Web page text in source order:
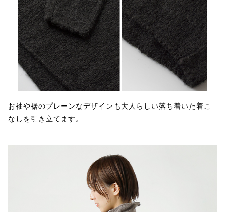
お袖や裾のプレーンなデザインも大人らしい落ち着いた着こ
なしを引き立てます。